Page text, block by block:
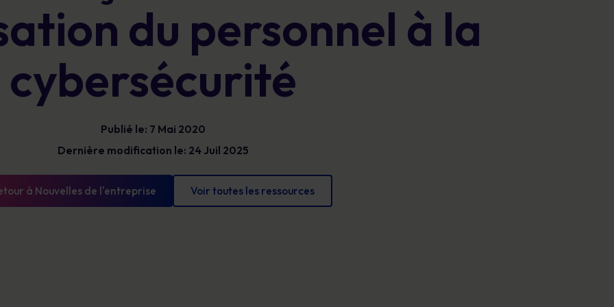
Bénéficiez d’une visibilité claire sur les
réduire votre exposition et démontrer des
progrès mesurables.
conformité et protéger votre réputation.
Glossaire
Les définitions de la cybersécurité que vous
devez connaître
Des images attrayantes qui renforcent chaque
jour les comportements sécuritaires.
du personnel à la
cybersécurité
Publié le: 7 Mai 2020
Dernière modification le: 24 Juil 2025
à Nouvelles de l'entreprise Voir toutes les ressources